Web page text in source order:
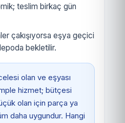
teslim birkaç gün
çakışıyorsa eşya geçici
bekletilir.
olan ve eşyası
hizmet; bütçesi
olan için parça ya
daha uygundur. Hangi